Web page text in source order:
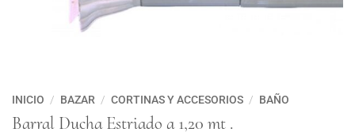
INICIO / BAZAR / CORTINAS Y ACCESORIOS / BAÑO
Barral Ducha Estriado a 1,20 mt .